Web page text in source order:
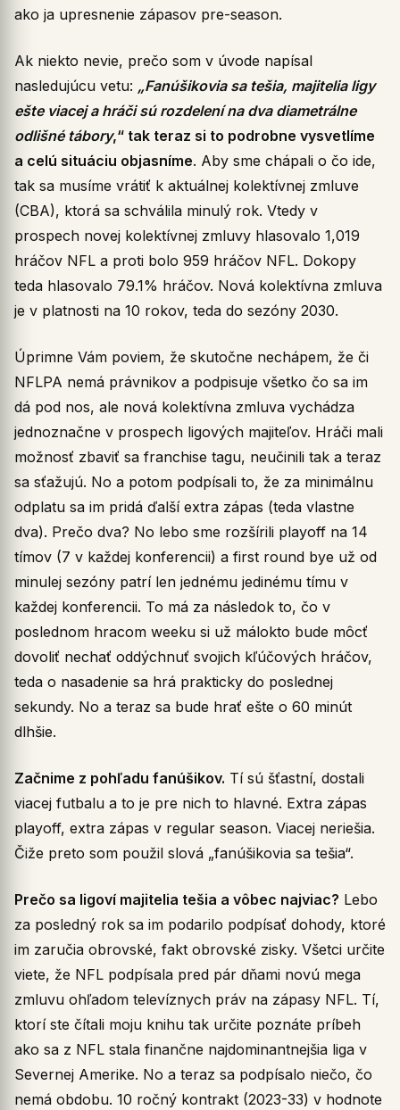
ako ja upresnenie zápasov pre-season.
Ak niekto nevie, prečo som v úvode napísal
nasledujúcu vetu: „Fanúšikovia sa tešia, majitelia ligy
ešte viacej a hráči sú rozdelení na dva diametrálne
odlišné tábory,“ tak teraz si to podrobne vysvetlíme
a celú situáciu objasníme. Aby sme chápali o čo ide,
tak sa musíme vrátiť k aktuálnej kolektívnej zmluve
(CBA), ktorá sa schválila minulý rok. Vtedy v
prospech novej kolektívnej zmluvy hlasovalo 1,019
hráčov NFL a proti bolo 959 hráčov NFL. Dokopy
teda hlasovalo 79.1% hráčov. Nová kolektívna zmluva
je v platnosti na 10 rokov, teda do sezóny 2030.
Úprimne Vám poviem, že skutočne nechápem, že či
NFLPA nemá právnikov a podpisuje všetko čo sa im
dá pod nos, ale nová kolektívna zmluva vychádza
jednoznačne v prospech ligových majiteľov. Hráči mali
možnosť zbaviť sa franchise tagu, neučinili tak a teraz
sa sťažujú. No a potom podpísali to, že za minimálnu
odplatu sa im pridá ďalší extra zápas (teda vlastne
dva). Prečo dva? No lebo sme rozšírili playoff na 14
tímov (7 v každej konferencii) a first round bye už od
minulej sezóny patrí len jednému jedinému tímu v
každej konferencii. To má za následok to, čo v
poslednom hracom weeku si už málokto bude môcť
dovoliť nechať oddýchnuť svojich kľúčových hráčov,
teda o nasadenie sa hrá prakticky do poslednej
sekundy. No a teraz sa bude hrať ešte o 60 minút
dlhšie.
Začnime z pohľadu fanúšikov. Tí sú šťastní, dostali
viacej futbalu a to je pre nich to hlavné. Extra zápas
playoff, extra zápas v regular season. Viacej neriešia.
Čiže preto som použil slová „fanúšikovia sa tešia“.
Prečo sa ligoví majitelia tešia a vôbec najviac? Lebo
za posledný rok sa im podarilo podpísať dohody, ktoré
im zaručia obrovské, fakt obrovské zisky. Všetci určite
viete, že NFL podpísala pred pár dňami novú mega
zmluvu ohľadom televíznych práv na zápasy NFL. Tí,
ktorí ste čítali moju knihu tak určite poznáte príbeh
ako sa z NFL stala finančne najdominantnejšia liga v
Severnej Amerike. No a teraz sa podpísalo niečo, čo
nemá obdobu. 10 ročný kontrakt (2023-33) v hodnote